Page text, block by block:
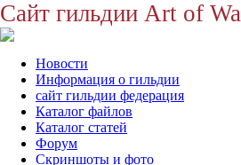
Сайт гильдии Art of
Новости
Информация о гильдии
сайт гильдии федерация
Каталог файлов
Каталог статей
Форум
Скриншоты и фото